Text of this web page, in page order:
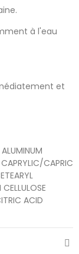
à l'eau
et
CAPRYLIC/CAPRIC
ACID